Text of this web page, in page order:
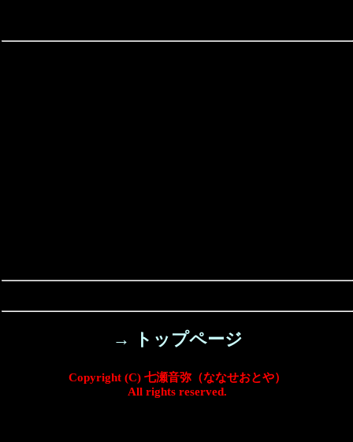
→ トップページ
Copyright (C) 七瀬音弥（ななせおとや）
All rights reserved.